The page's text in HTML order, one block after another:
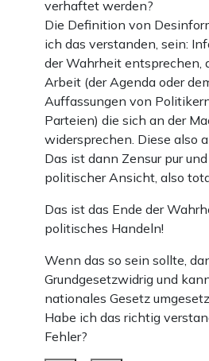
verhaftet werden?
Die Definition von
ich das verstanden, sein:
der Wahrheit entsprechen,
Arbeit (der Agenda oder
Auffassungen von
Parteien) die sich an der
widersprechen. Diese also
Das ist dann Zensur pur
politischer Ansicht, also
Das ist das Ende der
politisches Handeln!
Wenn das so sein sollte,
Grundgesetzwidrig und
nationales Gesetz
Habe ich das richtig
Fehler?